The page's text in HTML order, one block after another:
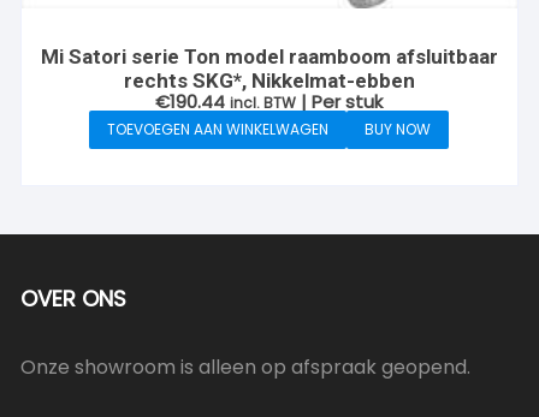
Mi Satori serie Ton model raamboom afsluitbaar
rechts SKG*, Nikkelmat-ebben
€190.44 incl. BTW | Per stuk
TOEVOEGEN AAN WINKELWAGEN BUY NOW
OVER ONS
Onze showroom is alleen op afspraak geopend.